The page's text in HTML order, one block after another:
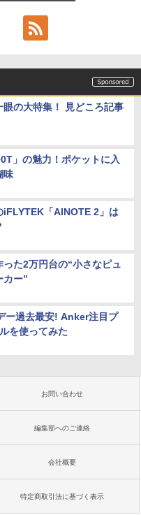
眼の大特集！ 見どころ記事
」の魅力！ポケットに入
味
iFLYTEK「AINOTE 2」は
た2万円台の“小さなピュ
カー”
ー過去最安! Anker注目プ
を使ってみた
お問い合わせ
編集部へのご連絡
会社概要
特定商取引法に基づく表示